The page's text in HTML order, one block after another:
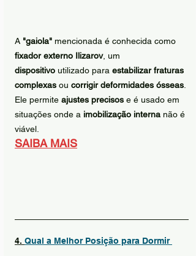
A "gaiola" mencionada é conhecida como
fixador externo Ilizarov, um
dispositivo utilizado para estabilizar fraturas
complexas ou corrigir deformidades ósseas.
Ele permite ajustes precisos e é usado em
situações onde a imobilização interna não é
viável.
SAIBA MAIS
4. Qual a Melhor Posição para Dormir